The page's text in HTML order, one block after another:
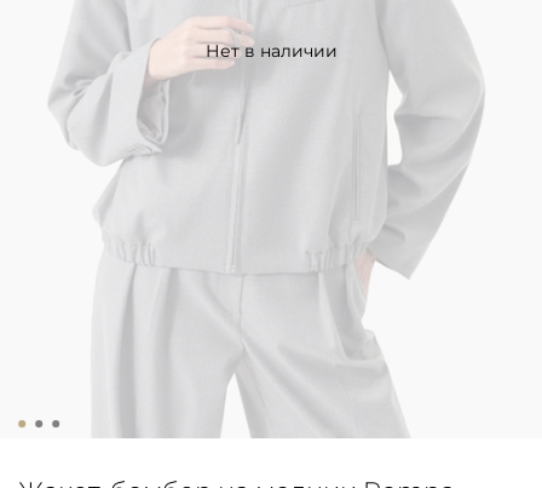
Нет в наличии